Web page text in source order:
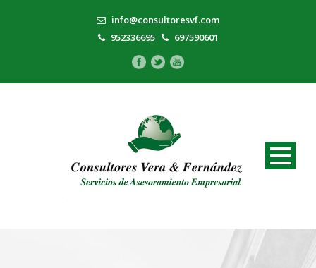
info@consultoresvf.com
952336695
697590601